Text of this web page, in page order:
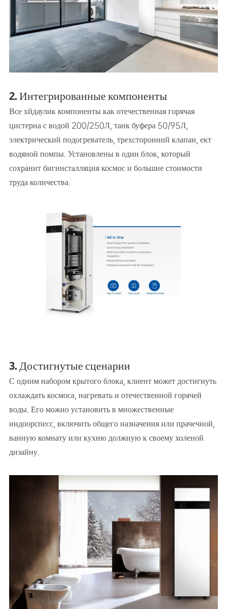
2. Интегрированные компоненты
Все хйдаулик компоненты как отечественная горячая
цистерна с водой 200/250Л, танк буфера 50/95Л,
электрический подогреватель, трехсторонний клапан, ект
водяной помпы. Установлены в один блок, который
сохранит бигинсталляция космос и большие стоимости
труда количества.
3. Достигнутые сценарии
С одним набором крытого блока, клиент может достигнуть
охлаждать космоса, нагревать и отечественной горячей
воды. Его можно установить в множественные
индоорспесс, включить общего назначения или прачечной,
ванную комнату или кухню должную к своему холеной
дизайну.